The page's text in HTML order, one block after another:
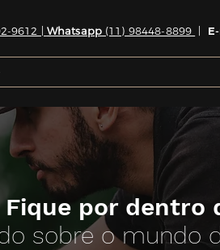
9612 | Whatsapp(11) 98448-8899
Fique por dentro
sobre o mundo